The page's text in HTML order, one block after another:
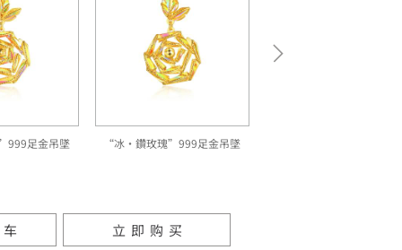
足金吊墜 “冰‧鑽玫瑰”999足金吊墜
立即购买